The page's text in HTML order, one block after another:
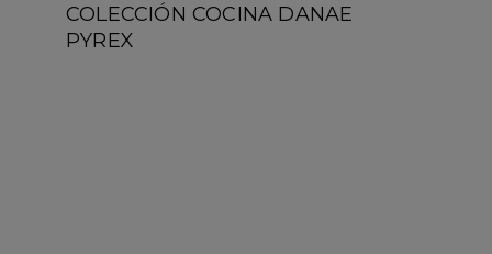
COLECCIÓN COCINA DANAE
PYREX